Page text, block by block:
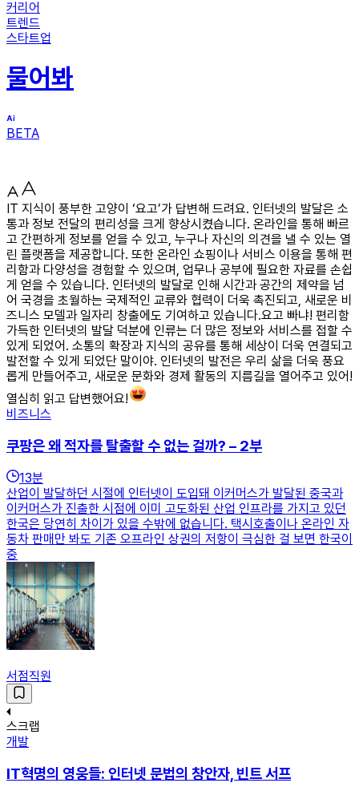
커리어
트렌드
스타트업
물어봐
BETA
IT 지식이 풍부한 고양이 ‘요고’가 답변해 드려요. 인터넷의 발달은 소
통과 정보 전달의 편리성을 크게 향상시켰습니다. 온라인을 통해 빠르
고 간편하게 정보를 얻을 수 있고, 누구나 자신의 의견을 낼 수 있는 열
린 플랫폼을 제공합니다. 또한 온라인 쇼핑이나 서비스 이용을 통해 편
리함과 다양성을 경험할 수 있으며, 업무나 공부에 필요한 자료를 손쉽
게 얻을 수 있습니다. 인터넷의 발달로 인해 시간과 공간의 제약을 넘
어 국경을 초월하는 국제적인 교류와 협력이 더욱 촉진되고, 새로운 비
즈니스 모델과 일자리 창출에도 기여하고 있습니다.요고 빠냐! 편리함
가득한 인터넷의 발달 덕분에 인류는 더 많은 정보와 서비스를 접할 수
있게 되었어. 소통의 확장과 지식의 공유를 통해 세상이 더욱 연결되고
발전할 수 있게 되었단 말이야. 인터넷의 발전은 우리 삶을 더욱 풍요
롭게 만들어주고, 새로운 문화와 경제 활동의 지름길을 열어주고 있어!
열심히 읽고 답변했어요!
비즈니스
쿠팡은 왜 적자를 탈출할 수 없는 걸까? – 2부
13분
산업이 발달하던 시절에 인터넷이 도입돼 이커머스가 발달된 중국과
이커머스가 진출한 시점에 이미 고도화된 산업 인프라를 가지고 있던
한국은 당연히 차이가 있을 수밖에 없습니다. 택시호출이나 온라인 자
동차 판매만 봐도 기존 오프라인 상권의 저항이 극심한 걸 보면 한국이
중
서점직원
스크랩
개발
IT혁명의 영웅들: 인터넷 문법의 창안자, 빈트 서프